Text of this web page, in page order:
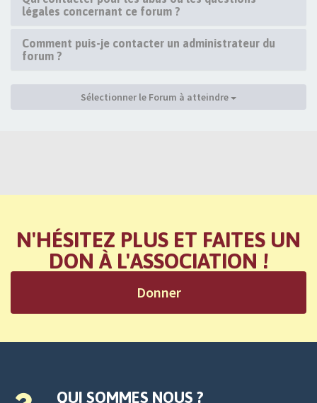
légales concernant ce forum ?
Comment puis-je contacter un administrateur du
forum ?
Sélectionner le Forum à atteindre
N'HÉSITEZ PLUS ET FAITES UN
DON À L'ASSOCIATION !
Donner
QUI SOMMES NOUS ?